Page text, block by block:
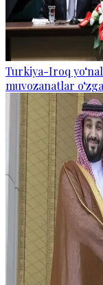
Turkiya-Iroq
muvozanatlar